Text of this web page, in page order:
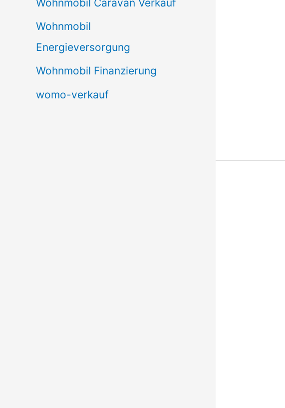
Wohnmobil Caravan Verkauf
Wohnmobil
Energieversorgung
Wohnmobil Finanzierung
womo-verkauf